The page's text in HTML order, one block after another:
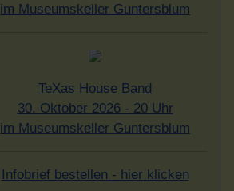
im Museumskeller Guntersblum
TeXas House Band
30. Oktober 2026 - 20 Uhr
im Museumskeller Guntersblum
Infobrief bestellen - hier klicken